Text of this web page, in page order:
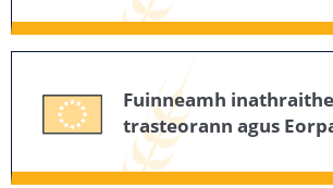
Fuinneamh
trasteorann agus